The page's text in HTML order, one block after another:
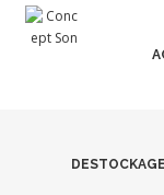
DESTOCKAGE